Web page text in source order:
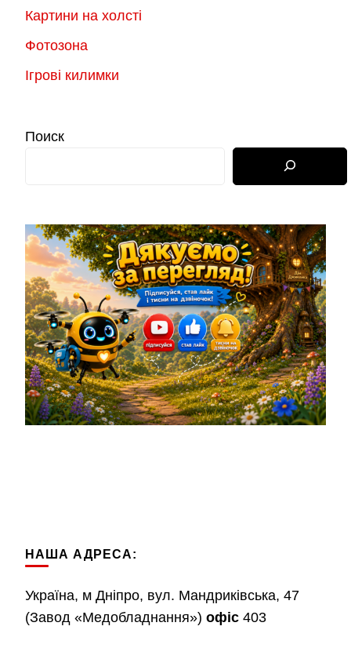
Картини на холсті
Фотозона
Ігрові килимки
Поиск
НАША АДРЕСА:
Україна, м Дніпро, вул. Мандриківська, 47
(Завод «Медобладнання») офіс 403